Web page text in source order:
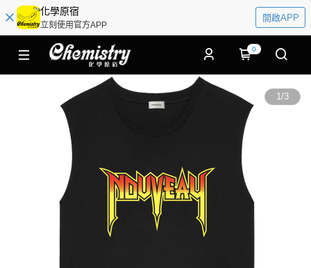
化學原宿
立刻使用官方APP
開啟APP
0
1/3